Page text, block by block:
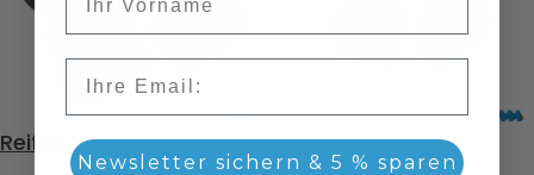
Reifen Laufrolle
Newsletter sichern & 5 % sparen